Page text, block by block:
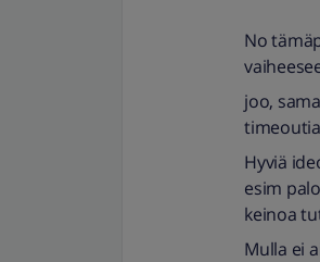
No
joo,
Hyviä
esim
keinoa
Mulla ei